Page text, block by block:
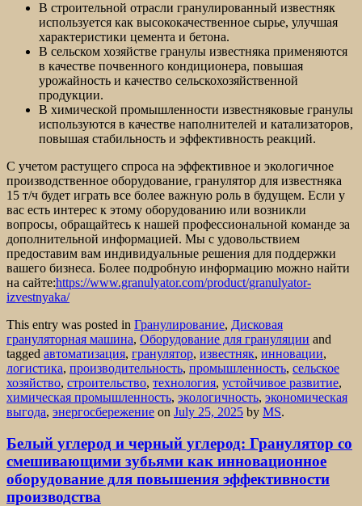
В строительной отрасли гранулированный известняк
используется как высококачественное сырье, улучшая
характеристики цемента и бетона.
В сельском хозяйстве гранулы известняка применяются
в качестве почвенного кондиционера, повышая
урожайность и качество сельскохозяйственной
продукции.
В химической промышленности известняковые гранулы
используются в качестве наполнителей и катализаторов,
повышая стабильность и эффективность реакций.
С учетом растущего спроса на эффективное и экологичное
производственное оборудование, гранулятор для известняка
15 т/ч будет играть все более важную роль в будущем. Если у
вас есть интерес к этому оборудованию или возникли
вопросы, обращайтесь к нашей профессиональной команде за
дополнительной информацией. Мы с удовольствием
предоставим вам индивидуальные решения для поддержки
вашего бизнеса. Более подробную информацию можно найти
на сайте:https://www.granulyator.com/product/granulyator-
izvestnyaka/
This entry was posted in Гранулирование, Дисковая
грануляторная машина, Оборудование для грануляции and
tagged автоматизация, гранулятор, известняк, инновации,
логистика, производительность, промышленность, сельское
хозяйство, строительство, технология, устойчивое развитие,
химическая промышленность, экологичность, экономическая
выгода, энергосбережение on July 25, 2025 by MS.
Белый углерод и черный углерод: Гранулятор со
смешивающими зубьями как инновационное
оборудование для повышения эффективности
производства